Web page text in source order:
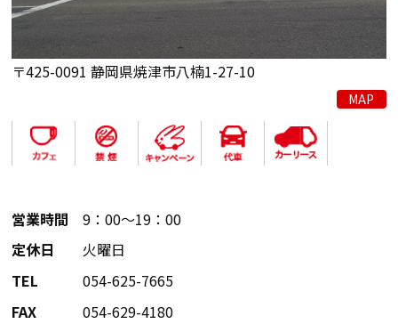
〒425-0091 静岡県焼津市八楠1-27-10
MAP
営業時間
9：00～19：00
定休日
火曜日
TEL
054-625-7665
FAX
054-629-4180